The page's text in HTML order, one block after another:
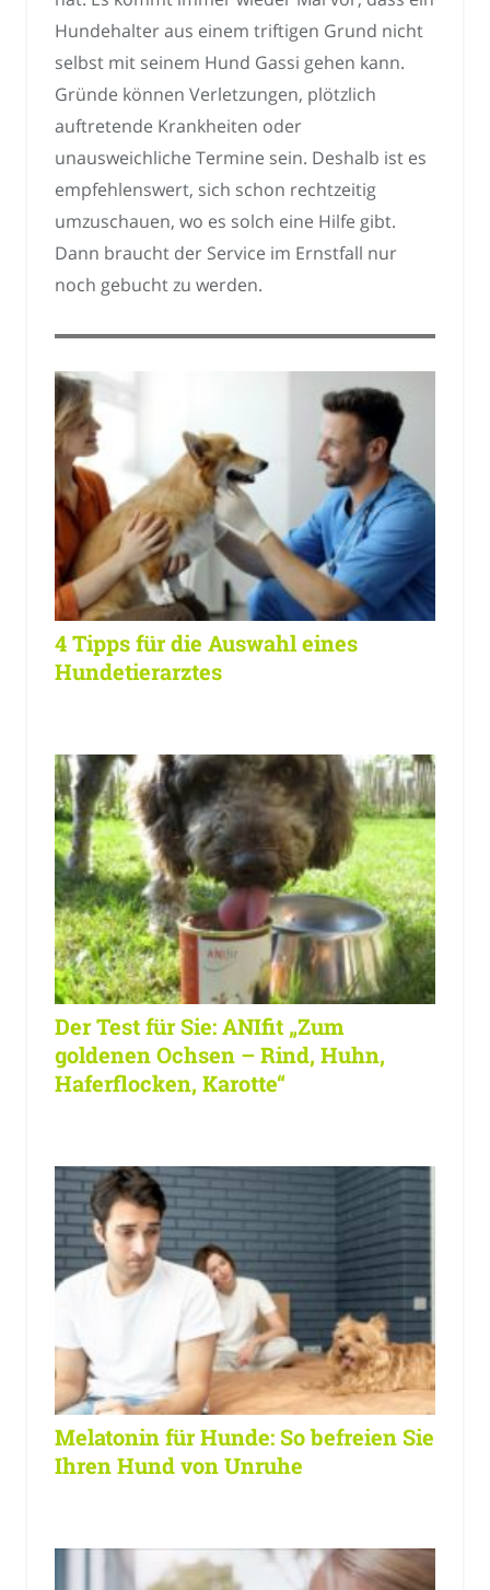
Hundehalter aus einem triftigen Grund nicht
selbst mit seinem Hund Gassi gehen kann.
Gründe können Verletzungen, plötzlich
auftretende Krankheiten oder
unausweichliche Termine sein. Deshalb ist es
empfehlenswert, sich schon rechtzeitig
umzuschauen, wo es solch eine Hilfe gibt.
Dann braucht der Service im Ernstfall nur
noch gebucht zu werden.
4 Tipps für die Auswahl eines
Hundetierarztes
Der Test für Sie: ANIfit „Zum
goldenen Ochsen – Rind, Huhn,
Haferflocken, Karotte“
Melatonin für Hunde: So befreien Sie
Ihren Hund von Unruhe